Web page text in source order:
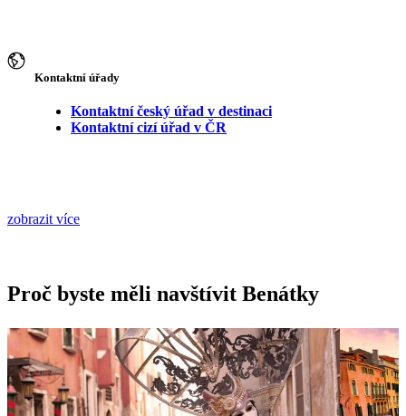
Kontaktní úřady
Kontaktní český úřad v destinaci
Kontaktní cizí úřad v ČR
zobrazit více
Proč byste měli navštívit Benátky